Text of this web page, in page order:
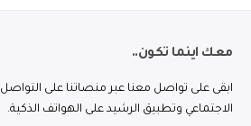
معك اينما تكون..
ابقى على تواصل معنا عبر منصاتنا على التواصل
الاجتماعي وتطبيق الرشيد على الهواتف الذكية.